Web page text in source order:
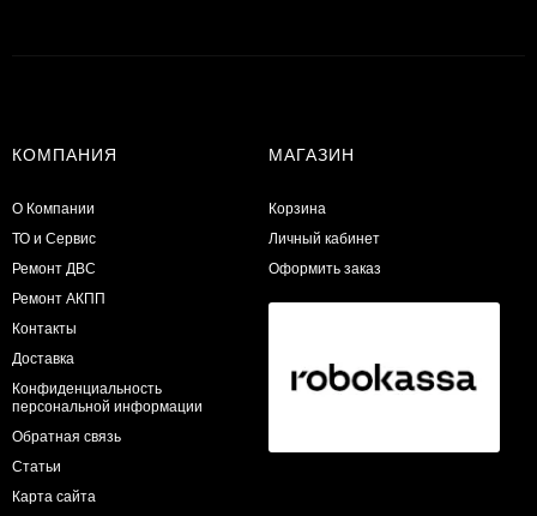
КОМПАНИЯ
О Компании
ТО и Сервис
​Ремонт ДВС
Ремонт АКПП
Контакты
Доставка
Конфиденциальность
персональной информации
Обратная связь
Статьи
Карта сайта
МАГАЗИН
Корзина
Личный кабинет
Оформить заказ